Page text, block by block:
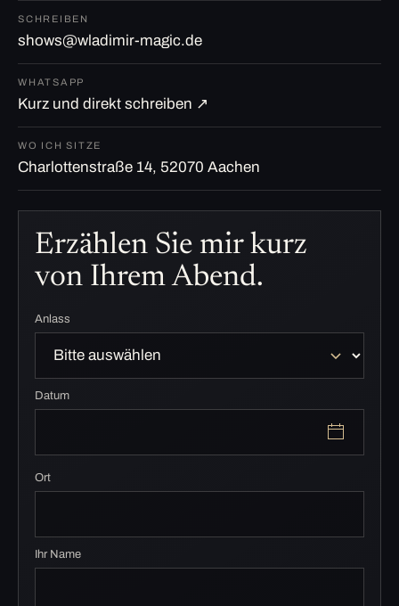
SCHREIBEN
shows@wladimir-magic.de
WHATSAPP
Kurz und direkt schreiben ↗
WO ICH SITZE
Charlottenstraße 14, 52070 Aachen
Erzählen Sie mir kurz
von Ihrem Abend.
Anlass
Datum
Ort
Ihr Name